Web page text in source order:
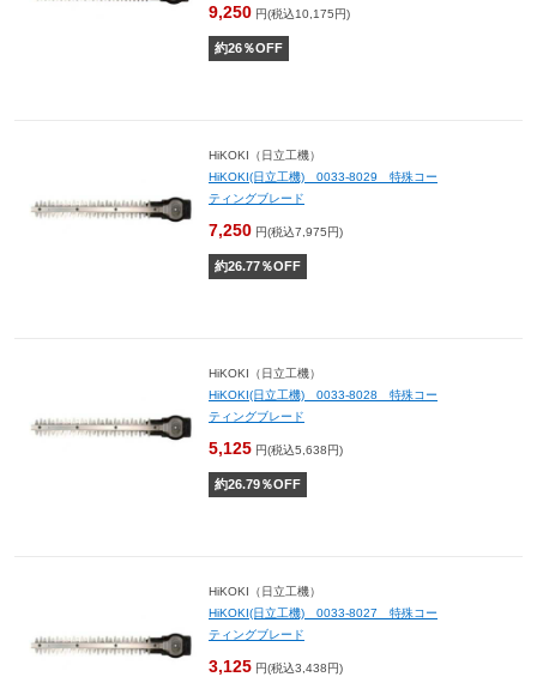
9,250 円(税込10,175円)
約26％OFF
HiKOKI（日立工機）
HiKOKI(日立工機) 0033-8029 特殊コー
ティングブレード
7,250 円(税込7,975円)
約26.77％OFF
HiKOKI（日立工機）
HiKOKI(日立工機) 0033-8028 特殊コー
ティングブレード
5,125 円(税込5,638円)
約26.79％OFF
HiKOKI（日立工機）
HiKOKI(日立工機) 0033-8027 特殊コー
ティングブレード
3,125 円(税込3,438円)